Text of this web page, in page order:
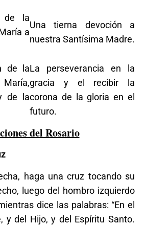
de la
a
Una tierna devoción a
nuestra Santísima Madre.
de la
de la
La perseverancia en la
gracia y el recibir la
corona de la gloria en el
futuro.
del Rosario
haga una cruz tocando su
luego del hombro izquierdo
dice las palabras: “En el
y del Hijo, y del Espíritu Santo.